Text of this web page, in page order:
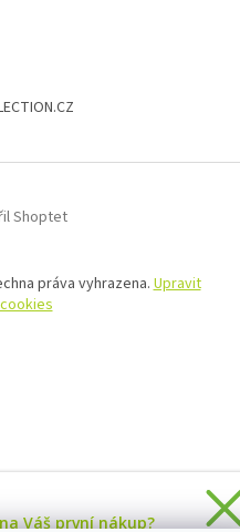
Shoptet
práva vyhrazena.Upravit
na Váš první nákup?